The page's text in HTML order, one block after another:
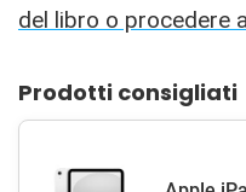
del libro o procedere
Prodotti consigliati